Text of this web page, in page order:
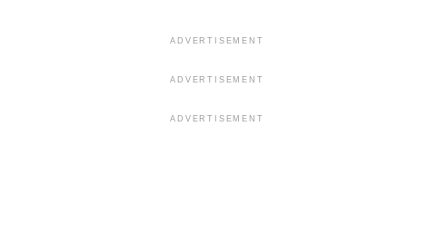
ADVERTISEMENT
ADVERTISEMENT
ADVERTISEMENT